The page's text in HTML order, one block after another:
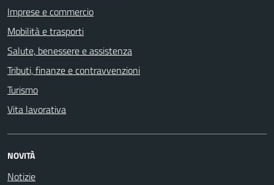
Imprese e commercio
Mobilità e trasporti
Salute, benessere e assistenza
Tributi, finanze e contravvenzioni
Turismo
Vita lavorativa
NOVITÀ
Notizie